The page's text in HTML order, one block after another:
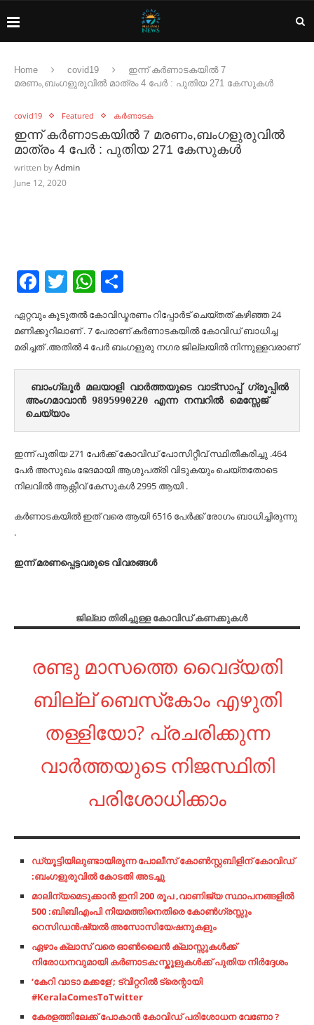
Home covid19
ഇന്ന് കർണാടകയിൽ 7
മരണം,ബംഗളുരുവിൽ മാത്രം 4 പേർ : പുതിയ 271 കേസുകൾ
covid19 Featured കർണാടക
ഇന്ന് കർണാടകയിൽ 7 മരണം,ബംഗളുരുവിൽ
മാത്രം 4 പേർ : പുതിയ 271 കേസുകൾ
written byAdmin
June 12, 2020
Facebook
TwitterWhatsApp
ഏറ്റവും കൂടുതൽ കോവിഡ്മരണം റിപ്പോർട് ചെയ്തത് കഴിഞ്ഞ 24
മണിക്കൂറിലാണ് . 7 പേരാണ് കർണാടകയിൽ കോവിഡ് ബാധിച്ച
മരിച്ചത് .അതിൽ 4 പേർ ബംഗളുരു നഗര ജില്ലയിൽ നിന്നുള്ളവരാണ്
ബാംഗ്ലൂർ മലയാളി വാർത്തയുടെ വാട്സാപ്പ് ഗ്രൂപ്പിൽ
അംഗമാവാൻ 9895990220 എന്ന നമ്പറിൽ മെസ്സേജ്
ചെയ്യാം
ഇന്ന് പുതിയ 271 പേർക്ക് കോവിഡ് പോസിറ്റീവ് സ്ഥിതീകരിച്ചു .464
പേർ അസുഖം ഭേദമായി ആശുപത്രി വിടുകയും ചെയ്തതോടെ
നിലവിൽ ആക്റ്റീവ് കേസുകൾ 2995 ആയി .
കർണാടകയിൽ ഇത് വരെ ആയി 6516 പേർക്ക് രോഗം ബാധിച്ചിരുന്നു
.
ഇന്ന് മരണപ്പെട്ടവരുടെ വിവരങ്ങൾ
ജില്ലാ തിരിച്ചുള്ള കോവിഡ് കണക്കുകൾ
രണ്ടു മാസത്തെ വൈദ്യതി
ബില്ല് ബെസ്‌കോം എഴുതി
തള്ളിയോ? പ്രചരിക്കുന്ന
വാർത്തയുടെ നിജസ്ഥിതി
പരിശോധിക്കാം
ഡ്യൂട്ടിയിലുണ്ടായിരുന്ന പോലീസ് കോൺസ്റ്റബിളിന് കോവിഡ്
:ബംഗളുരുവിൽ കോടതി അടച്ചു
മാലിന്യമെടുക്കാൻ ഇനി 200 രൂപ ,വാണിജ്യ സ്ഥാപനങ്ങളിൽ
500 :ബിബിഎംപി നിയമത്തിനെതിരെ കോൺഗ്രസ്സും
റെസിഡൻഷ്യൽ അസോസിയേഷനുകളും
ഏഴാം ക്ലാസ് വരെ ഓൺലൈൻ ക്ലാസ്സുകൾക്ക്
നിരോധനവുമായി കർണാടക:സ്കൂളുകൾക്ക് പുതിയ നിർദ്ദേശം
‘കേറി വാടാ മക്കളേ’; ട്വിറ്ററില്‍ ട്രെന്റായി
#KeralaComesToTwitter
കേരളത്തിലേക്ക് പോകാൻ കോവിഡ് പരിശോധന വേണോ ?